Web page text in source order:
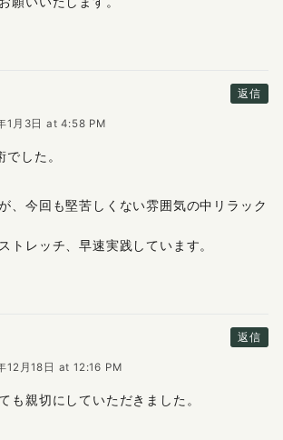
返信
1月3日 at 4:58 PM
した。
、今回も堅苦しくない雰囲気の中リラック
トレッチ、早速実践しています。
返信
12月18日 at 12:16 PM
も親切にしていただきました。